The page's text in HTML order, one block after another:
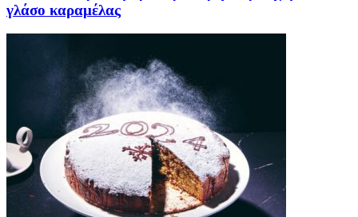
γλάσο καραμέλας